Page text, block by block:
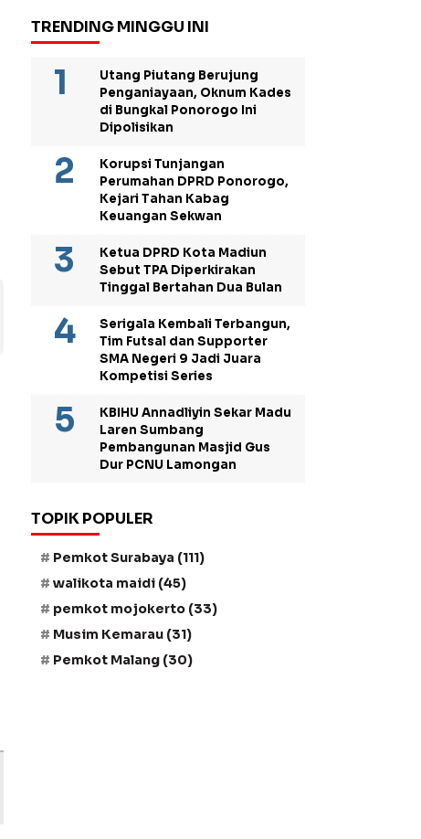
TRENDING MINGGU INI
Utang Piutang Berujung
Penganiayaan, Oknum Kades
di Bungkal Ponorogo Ini
Dipolisikan
Korupsi Tunjangan
Perumahan DPRD Ponorogo,
Kejari Tahan Kabag
Keuangan Sekwan
Ketua DPRD Kota Madiun
Sebut TPA Diperkirakan
Tinggal Bertahan Dua Bulan
Serigala Kembali Terbangun,
Tim Futsal dan Supporter
SMA Negeri 9 Jadi Juara
Kompetisi Series
KBIHU Annadliyin Sekar Madu
Laren Sumbang
Pembangunan Masjid Gus
Dur PCNU Lamongan
TOPIK POPULER
Pemkot Surabaya (111)
walikota maidi (45)
pemkot mojokerto (33)
Musim Kemarau (31)
Pemkot Malang (30)